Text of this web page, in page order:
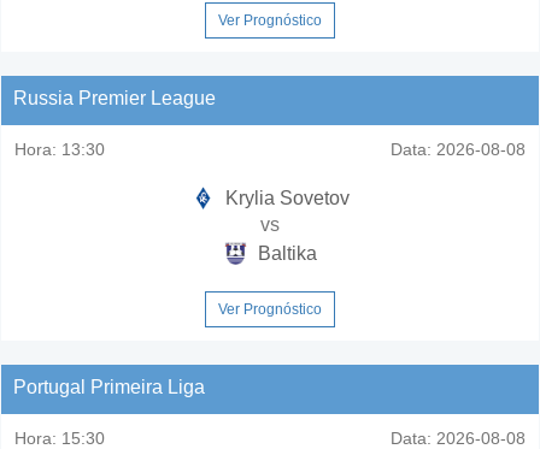
Ver Prognóstico
Russia Premier League
Hora: 13:30 Data: 2026-08-08
Krylia Sovetov
vs
Baltika
Ver Prognóstico
Portugal Primeira Liga
Hora: 15:30 Data: 2026-08-08